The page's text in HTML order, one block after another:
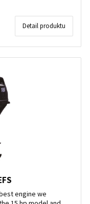
Detail produktu
engine we